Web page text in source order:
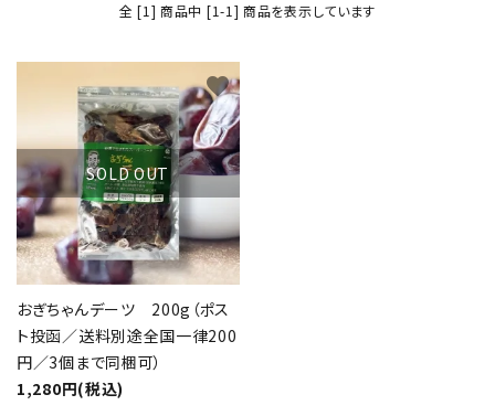
ACCOUNT MENU
ようこそ 会員名 様
meeting_room ログイン
全 [1] 商品中 [1-1] 商品を表示しています
SOLD OUT
おぎちゃんデーツ 200g（ポス
ト投函／送料別途全国一律200
円／3個まで同梱可）
1,280円(税込)
favorite